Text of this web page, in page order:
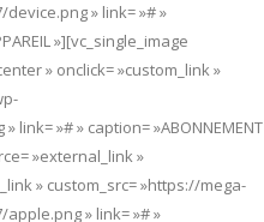
» link= »# »
»][vc_single_image
» onclick= »custom_link »
»# » caption= »ABONNEMENT
»external_link »
» custom_src= »https://mega-
» link= »# »